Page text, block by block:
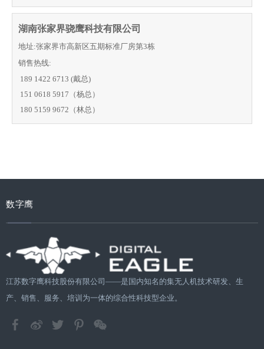
湖南张家界骁鹰科技有限公司
地址:张家界市高新区五期标准厂房第3栋
销售热线:
189 1422 6713 (戴总)
151 0618 5917（杨总）
180 5159 9672 （林总）
数字鹰
江苏数字鹰科技股份有限公司——是国内知名的集无人机技术研发、生
产、销售、服务、培训为一体的综合性科技型企业。